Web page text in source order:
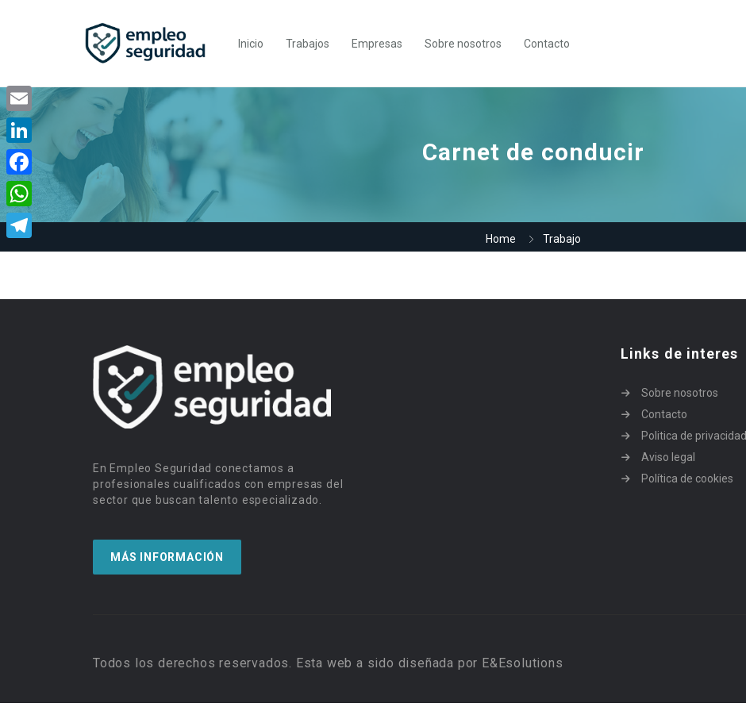
Inicio Trabajos Empresas Sobre nosotros Contacto
Carnet de conducir
Home Trabajo
En Empleo Seguridad conectamos a
profesionales cualificados con empresas del
sector que buscan talento especializado.
MÁS INFORMACIÓN
Links de interes
Sobre nosotros
Contacto
Politica de privacidad
Aviso legal
Política de cookies
Todos los derechos reservados. Esta web a sido diseñada por E&Esolutions
Email
LinkedIn
Facebook
WhatsApp
Telegram